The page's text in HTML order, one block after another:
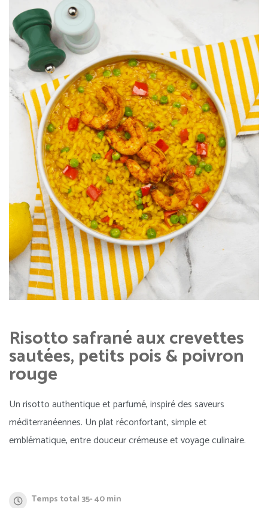
Risotto safrané aux crevettes
sautées, petits pois & poivron
rouge
Un risotto authentique et parfumé, inspiré des saveurs
méditerranéennes. Un plat réconfortant, simple et
emblématique, entre douceur crémeuse et voyage culinaire.
Temps total 35- 40 min